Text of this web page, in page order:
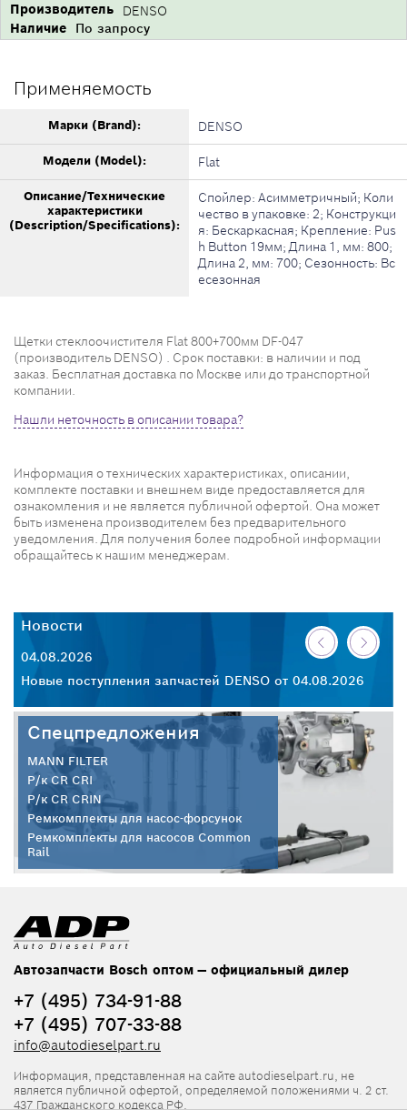
Производитель DENSO
Наличие По запросу
Применяемость
Марки (Brand): DENSO
Модели (Model): Flat
Описание/Технические
характеристики
(Description/Specifications):
Спойлер: Асимметричный; Коли
чество в упаковке: 2; Конструкци
я: Бескаркасная; Крепление: Pus
h Button 19мм; Длина 1, мм: 800;
Длина 2, мм: 700; Сезонность: Вс
есезонная
Щетки стеклоочистителя Flat 800+700мм DF-047
(производитель DENSO) . Срок поставки: в наличии и под
заказ. Бесплатная доставка по Москве или до транспортной
компании.
Нашли неточность в описании товара?
Информация о технических характеристиках, описании,
комплекте поставки и внешнем виде предоставляется для
ознакомления и не является публичной офертой. Она может
быть изменена производителем без предварительного
уведомления. Для получения более подробной информации
обращайтесь к нашим менеджерам.
Новости
04.08.2026
Новые поступления запчастей DENSO от 04.08.2026
Спецпредложения
MANN FILTER
Р/к CR CRI
Р/к CR CRIN
Ремкомплекты для насос-форсунок
Ремкомплекты для насосов Common
Rail
Автозапчасти Bosch оптом — официальный дилер
+7 (495) 734-91-88
+7 (495) 707-33-88
info@autodieselpart.ru
Информация, представленная на сайте autodieselpart.ru, не
является публичной офертой, определяемой положениями ч. 2 ст.
437 Гражданского кодекса РФ.